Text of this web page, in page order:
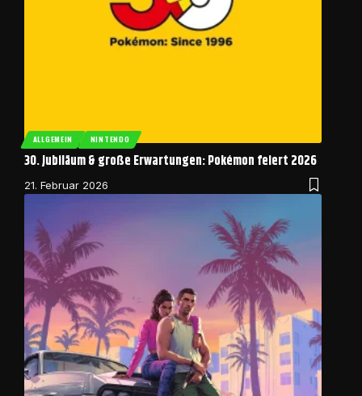
ALLGEMEIN NINTENDO
30. Jubiläum & große Erwartungen: Pokémon feiert 2026
21. Februar 2026